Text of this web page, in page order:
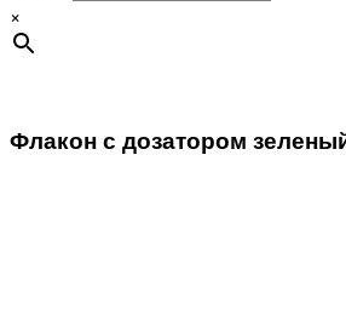
×
Флакон с дозатором